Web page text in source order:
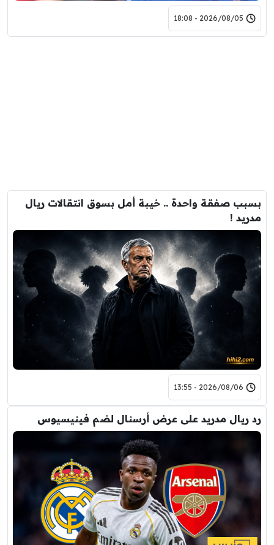
2026/08/05 - 18:08
بسبب صفقة واحدة .. خيبة أمل بسوق انتقالات ريال
مدريد !
2026/08/06 - 13:55
رد ريال مدريد على عرض أرسنال لضم فينيسيوس